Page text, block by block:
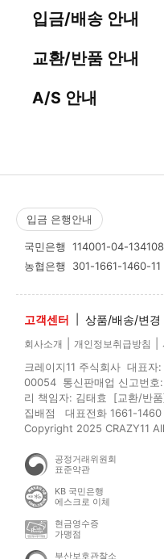
입금/배송 안내
교환/반품 안내
A/S 안내
입금 은행안내
국민은행 114001-04-134108
농협은행 301-1661-1460-11
고객센터 상품/배송/변경
회사소개 개인정보취급방침
크레이지11 주식회사 대표
00054 통신판매업 신고번
리 책임자: 김태효 [교환/반
집배점 대표전화 1661-1460
Copyright 2025 CRAZY11
공정거래위원회
표준약관
KB 국민은행
에스크로 이체
현금영수증
가맹점
부산보호관찰소